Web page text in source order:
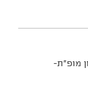
ת למועדון מופ"ת-